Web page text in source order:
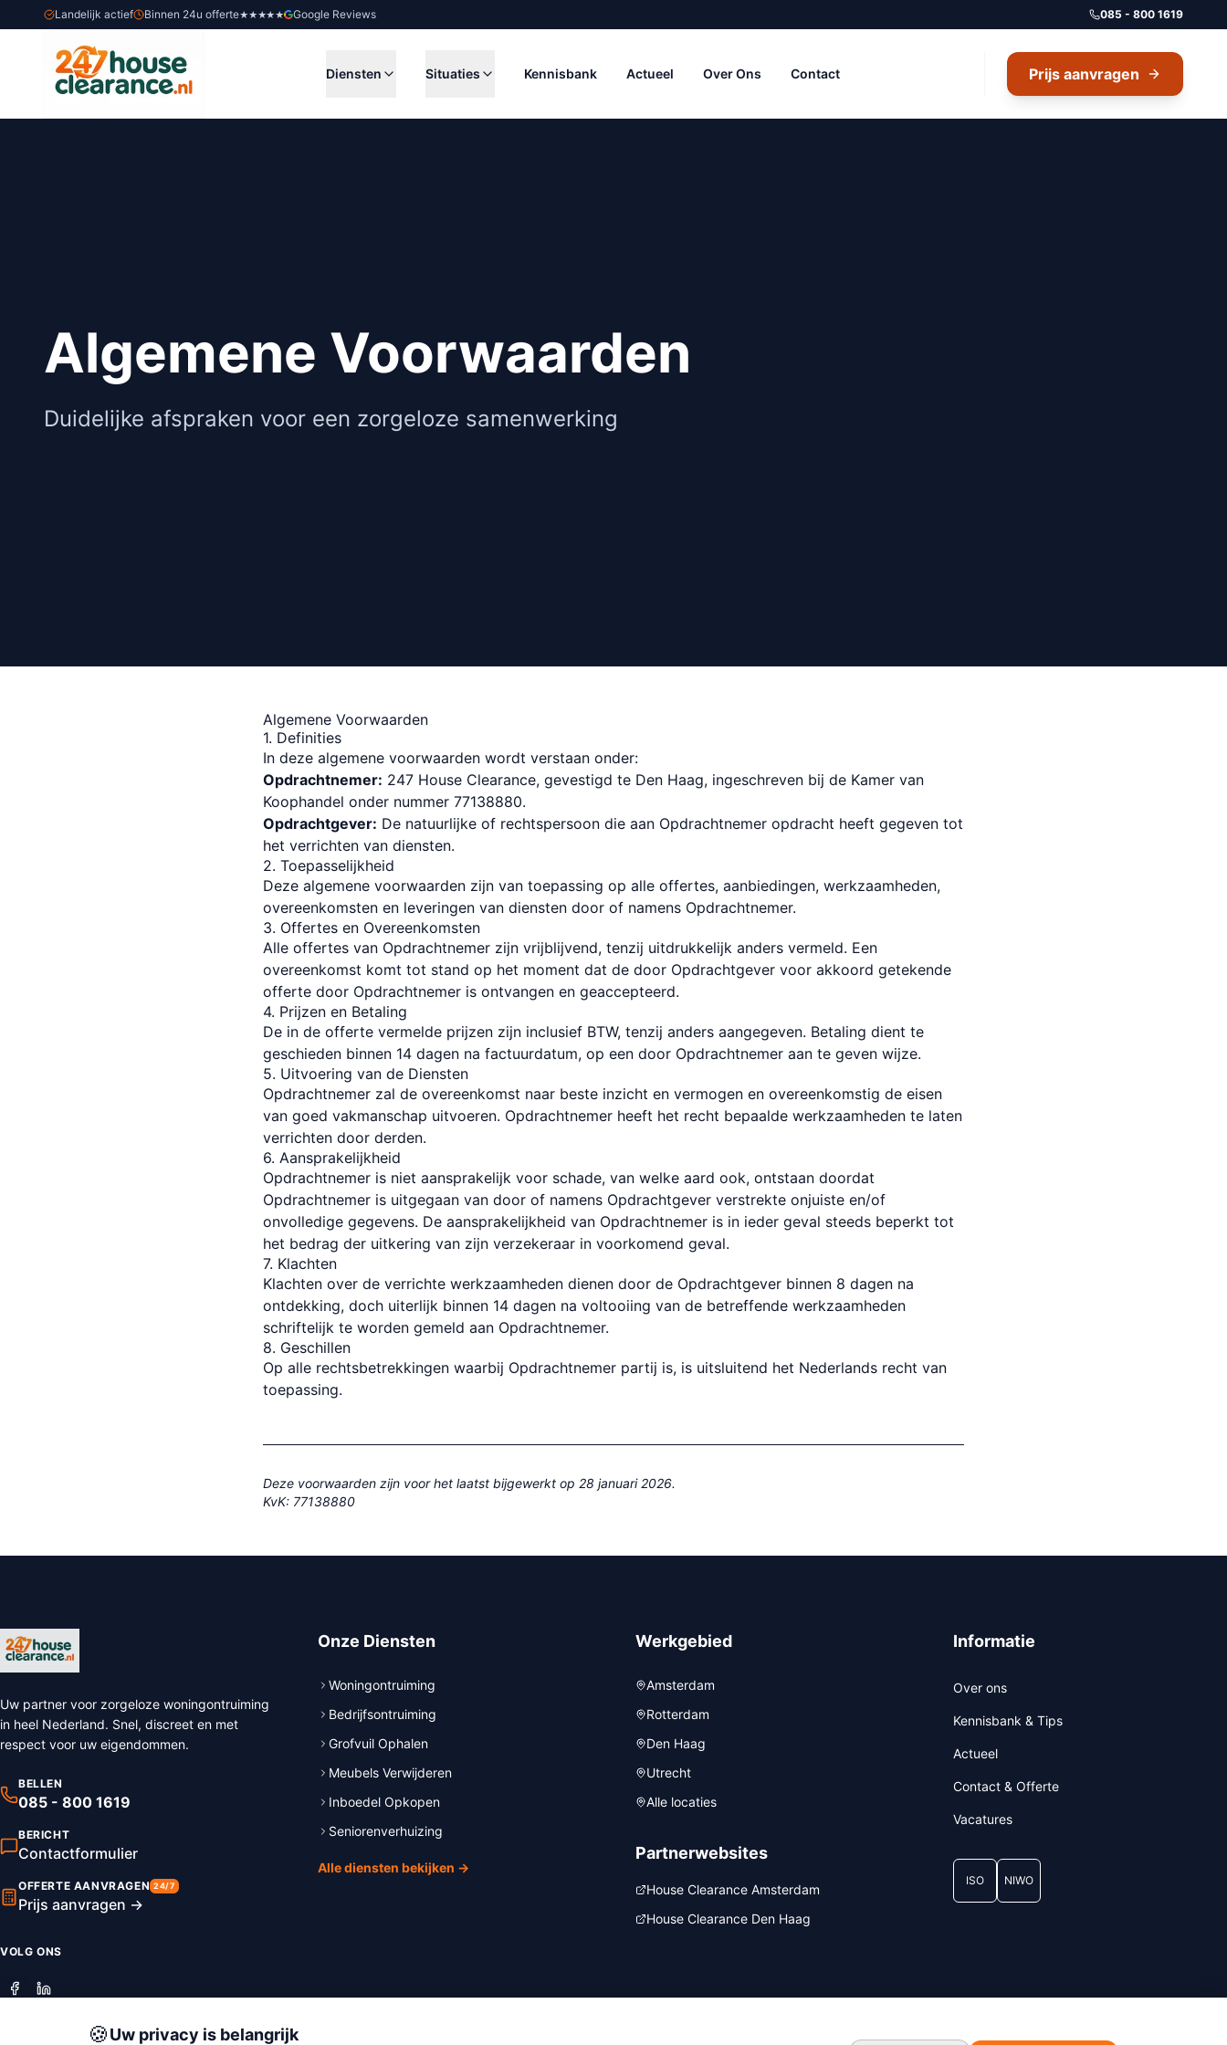
Landelijk actief Binnen 24u offerte★★★★★ Google Reviews 085 - 800 1619
Diensten Situaties Kennisbank Actueel Over Ons Contact Prijs aanvragen
Algemene Voorwaarden
Duidelijke afspraken voor een zorgeloze samenwerking
Algemene Voorwaarden
1. Definities
In deze algemene voorwaarden wordt verstaan onder:
Opdrachtnemer: 247 House Clearance, gevestigd te Den Haag, ingeschreven bij de Kamer van
Koophandel onder nummer 77138880.
Opdrachtgever: De natuurlijke of rechtspersoon die aan Opdrachtnemer opdracht heeft gegeven tot
het verrichten van diensten.
2. Toepasselijkheid
Deze algemene voorwaarden zijn van toepassing op alle offertes, aanbiedingen, werkzaamheden,
overeenkomsten en leveringen van diensten door of namens Opdrachtnemer.
3. Offertes en Overeenkomsten
Alle offertes van Opdrachtnemer zijn vrijblijvend, tenzij uitdrukkelijk anders vermeld. Een
overeenkomst komt tot stand op het moment dat de door Opdrachtgever voor akkoord getekende
offerte door Opdrachtnemer is ontvangen en geaccepteerd.
4. Prijzen en Betaling
De in de offerte vermelde prijzen zijn inclusief BTW, tenzij anders aangegeven. Betaling dient te
geschieden binnen 14 dagen na factuurdatum, op een door Opdrachtnemer aan te geven wijze.
5. Uitvoering van de Diensten
Opdrachtnemer zal de overeenkomst naar beste inzicht en vermogen en overeenkomstig de eisen
van goed vakmanschap uitvoeren. Opdrachtnemer heeft het recht bepaalde werkzaamheden te laten
verrichten door derden.
6. Aansprakelijkheid
Opdrachtnemer is niet aansprakelijk voor schade, van welke aard ook, ontstaan doordat
Opdrachtnemer is uitgegaan van door of namens Opdrachtgever verstrekte onjuiste en/of
onvolledige gegevens. De aansprakelijkheid van Opdrachtnemer is in ieder geval steeds beperkt tot
het bedrag der uitkering van zijn verzekeraar in voorkomend geval.
7. Klachten
Klachten over de verrichte werkzaamheden dienen door de Opdrachtgever binnen 8 dagen na
ontdekking, doch uiterlijk binnen 14 dagen na voltooiing van de betreffende werkzaamheden
schriftelijk te worden gemeld aan Opdrachtnemer.
8. Geschillen
Op alle rechtsbetrekkingen waarbij Opdrachtnemer partij is, is uitsluitend het Nederlands recht van
toepassing.
Deze voorwaarden zijn voor het laatst bijgewerkt op 28 januari 2026.
KvK: 77138880
Uw partner voor zorgeloze woningontruiming
in heel Nederland. Snel, discreet en met
respect voor uw eigendommen.
BELLEN
085 - 800 1619
BERICHT
Contactformulier
OFFERTE AANVRAGEN 24/7
Prijs aanvragen →
VOLG ONS
Onze Diensten
Woningontruiming
Bedrijfsontruiming
Grofvuil Ophalen
Meubels Verwijderen
Inboedel Opkopen
Seniorenverhuizing
Alle diensten bekijken →
Werkgebied
Amsterdam
Rotterdam
Den Haag
Utrecht
Alle locaties
Partnerwebsites
House Clearance Amsterdam
House Clearance Den Haag
Informatie
Over ons
Kennisbank & Tips
Actueel
Contact & Offerte
Vacatures
ISO NIWO
🍪Uw privacy is belangrijk